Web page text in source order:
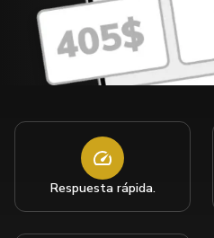
Respuesta rápida.